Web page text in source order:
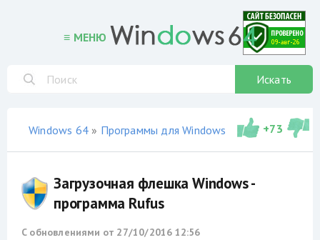
≡ МЕНЮ
Искать
Windows 64» Программы для Windows » Загрузочная флешка Windows - программа Rufus
+73
Загрузочная флешка Windows -
программа Rufus
С обновлениями от 27/10/2016 12:56